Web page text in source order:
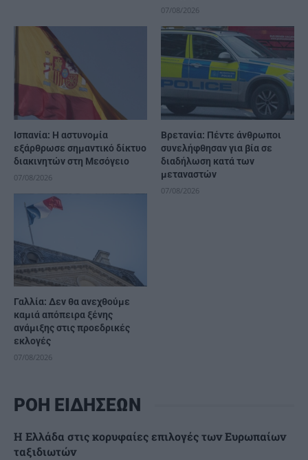
07/08/2026
Ισπανία: Η αστυνομία
εξάρθρωσε σημαντικό δίκτυο
διακινητών στη Μεσόγειο
07/08/2026
Βρετανία: Πέντε άνθρωποι
συνελήφθησαν για βία σε
διαδήλωση κατά των
μεταναστών
07/08/2026
Γαλλία: Δεν θα ανεχθούμε
καμιά απόπειρα ξένης
ανάμιξης στις προεδρικές
εκλογές
07/08/2026
ΡΟΗ ΕΙΔΗΣΕΩΝ
Η Ελλάδα στις κορυφαίες επιλογές των Ευρωπαίων
ταξιδιωτών